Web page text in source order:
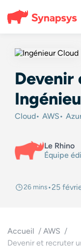
Cloud AWS
Le Rhino
Équipe
26 mins•25
Accueil
AWS
Devenir et recruter